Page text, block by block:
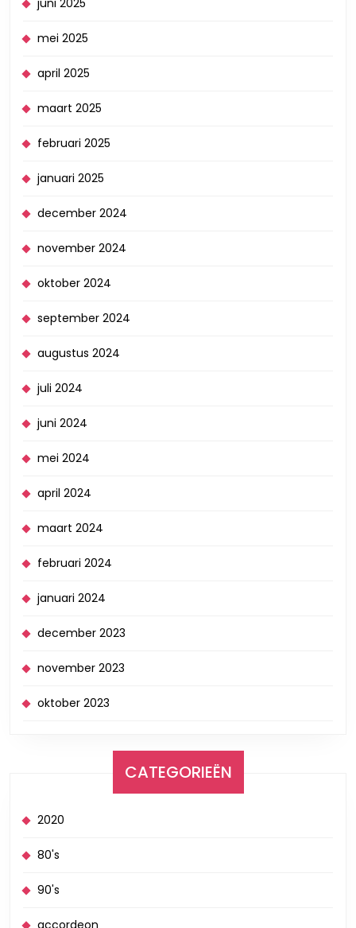
juni 2025
mei 2025
april 2025
maart 2025
februari 2025
januari 2025
december 2024
november 2024
oktober 2024
september 2024
augustus 2024
juli 2024
juni 2024
mei 2024
april 2024
maart 2024
februari 2024
januari 2024
december 2023
november 2023
oktober 2023
CATEGORIEËN
2020
80's
90's
accordeon